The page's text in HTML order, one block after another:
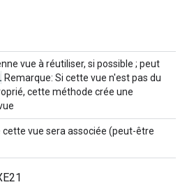
vue à réutiliser, si possible ; peut
Remarque: Si cette vue n'est pas du
cette méthode crée une
cette vue sera associée (peut-être